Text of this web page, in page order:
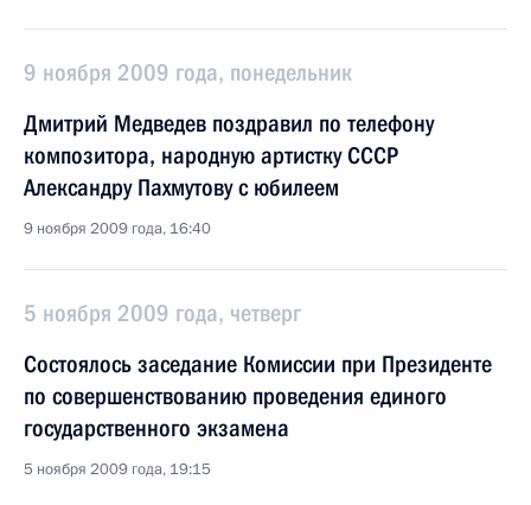
9 ноября 2009 года, понедельник
Дмитрий Медведев поздравил по телефону
композитора, народную артистку СССР
Александру Пахмутову с юбилеем
9 ноября 2009 года, 16:40
5 ноября 2009 года, четверг
Состоялось заседание Комиссии при Президенте
по совершенствованию проведения единого
государственного экзамена
5 ноября 2009 года, 19:15